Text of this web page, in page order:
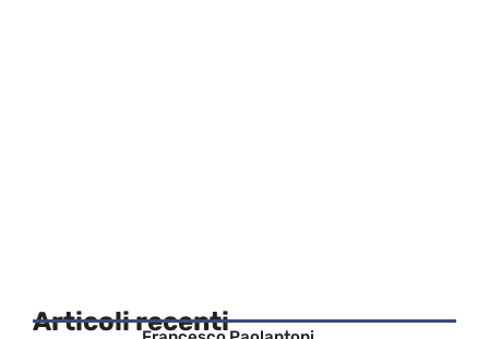
Articoli recenti